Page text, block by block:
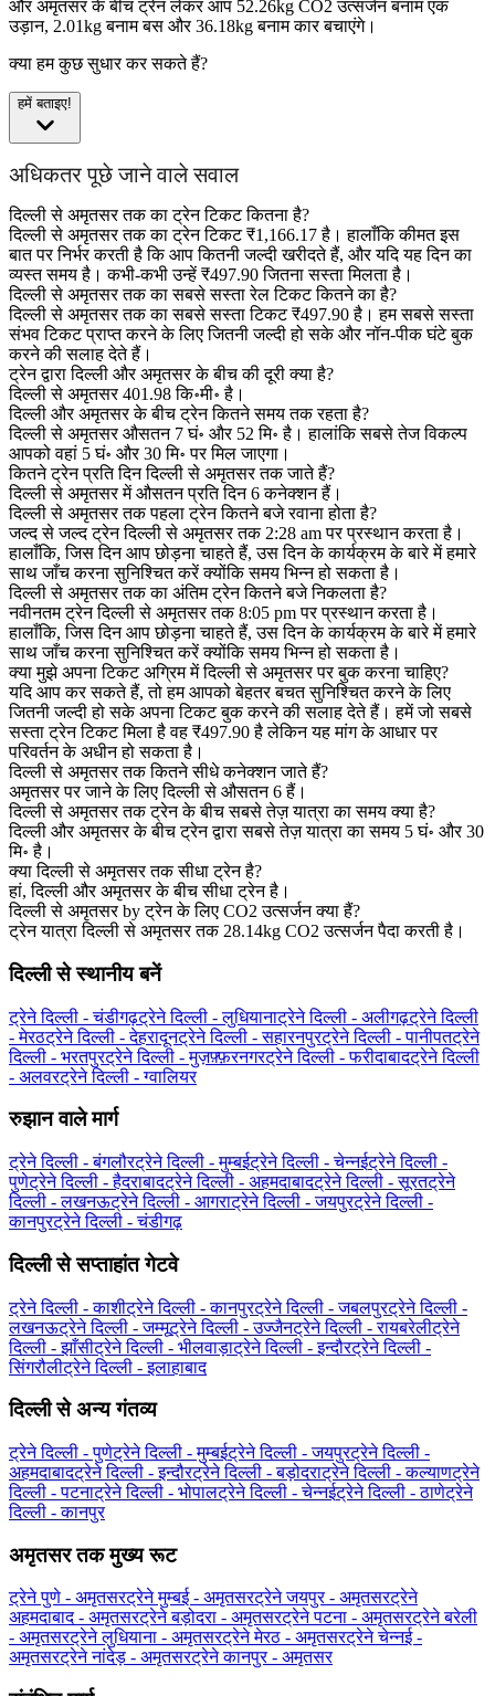
और अमृतसर के बीच ट्रेन लेकर आप 52.26kg CO2 उत्सर्जन बनाम एक
उड़ान, 2.01kg बनाम बस और 36.18kg बनाम कार बचाएंगे।
क्या हम कुछ सुधार कर सकते हैं?
हमें बताइए!
अधिकतर पूछे जाने वाले सवाल
दिल्ली से अमृतसर तक का ट्रेन टिकट कितना है?
दिल्ली से अमृतसर तक का ट्रेन टिकट ₹1,166.17 है। हालाँकि कीमत इस
बात पर निर्भर करती है कि आप कितनी जल्दी खरीदते हैं, और यदि यह दिन का
व्यस्त समय है। कभी-कभी उन्हें ₹497.90 जितना सस्ता मिलता है।
दिल्ली से अमृतसर तक का सबसे सस्ता रेल टिकट कितने का है?
दिल्ली से अमृतसर तक का सबसे सस्ता टिकट ₹497.90 है। हम सबसे सस्ता
संभव टिकट प्राप्त करने के लिए जितनी जल्दी हो सके और नॉन-पीक घंटे बुक
करने की सलाह देते हैं।
ट्रेन द्वारा दिल्ली और अमृतसर के बीच की दूरी क्या है?
दिल्ली से अमृतसर 401.98 कि॰मी॰ है।
दिल्ली और अमृतसर के बीच ट्रेन कितने समय तक रहता है?
दिल्ली से अमृतसर औसतन 7 घं॰ और 52 मि॰ है। हालांकि सबसे तेज विकल्प
आपको वहां 5 घं॰ और 30 मि॰ पर मिल जाएगा।
कितने ट्रेन प्रति दिन दिल्ली से अमृतसर तक जाते हैं?
दिल्ली से अमृतसर में औसतन प्रति दिन 6 कनेक्शन हैं।
दिल्ली से अमृतसर तक पहला ट्रेन कितने बजे रवाना होता है?
जल्द से जल्द ट्रेन दिल्ली से अमृतसर तक 2:28 am पर प्रस्थान करता है।
हालाँकि, जिस दिन आप छोड़ना चाहते हैं, उस दिन के कार्यक्रम के बारे में हमारे
साथ जाँच करना सुनिश्चित करें क्योंकि समय भिन्न हो सकता है।
दिल्ली से अमृतसर तक का अंतिम ट्रेन कितने बजे निकलता है?
नवीनतम ट्रेन दिल्ली से अमृतसर तक 8:05 pm पर प्रस्थान करता है।
हालाँकि, जिस दिन आप छोड़ना चाहते हैं, उस दिन के कार्यक्रम के बारे में हमारे
साथ जाँच करना सुनिश्चित करें क्योंकि समय भिन्न हो सकता है।
क्या मुझे अपना टिकट अग्रिम में दिल्ली से अमृतसर पर बुक करना चाहिए?
यदि आप कर सकते हैं, तो हम आपको बेहतर बचत सुनिश्चित करने के लिए
जितनी जल्दी हो सके अपना टिकट बुक करने की सलाह देते हैं। हमें जो सबसे
सस्ता ट्रेन टिकट मिला है वह ₹497.90 है लेकिन यह मांग के आधार पर
परिवर्तन के अधीन हो सकता है।
दिल्ली से अमृतसर तक कितने सीधे कनेक्शन जाते हैं?
अमृतसर पर जाने के लिए दिल्ली से औसतन 6 हैं।
दिल्ली से अमृतसर तक ट्रेन के बीच सबसे तेज़ यात्रा का समय क्या है?
दिल्ली और अमृतसर के बीच ट्रेन द्वारा सबसे तेज़ यात्रा का समय 5 घं॰ और 30
मि॰ है।
क्या दिल्ली से अमृतसर तक सीधा ट्रेन है?
हां, दिल्ली और अमृतसर के बीच सीधा ट्रेन है।
दिल्ली से अमृतसर by ट्रेन के लिए CO2 उत्सर्जन क्या हैं?
ट्रेन यात्रा दिल्ली से अमृतसर तक 28.14kg CO2 उत्सर्जन पैदा करती है।
दिल्ली से स्थानीय बनें
ट्रेने दिल्ली - चंडीगढ़ट्रेने दिल्ली - लुधियानाट्रेने दिल्ली - अलीगढ़ट्रेने दिल्ली
- मेरठट्रेने दिल्ली - देहरादूनट्रेने दिल्ली - सहारनपुरट्रेने दिल्ली - पानीपतट्रेने
दिल्ली - भरतपुरट्रेने दिल्ली - मुज़फ़्फ़रनगरट्रेने दिल्ली - फरीदाबादट्रेने दिल्ली
- अलवरट्रेने दिल्ली - ग्‍वालियर
रुझान वाले मार्ग
ट्रेने दिल्ली - बंगलौरट्रेने दिल्ली - मुम्बईट्रेने दिल्ली - चेन्नईट्रेने दिल्ली -
पुणेट्रेने दिल्ली - हैदराबादट्रेने दिल्ली - अहमदाबादट्रेने दिल्ली - सूरतट्रेने
दिल्ली - लखनऊट्रेने दिल्ली - आगराट्रेने दिल्ली - जयपुरट्रेने दिल्ली -
कानपुरट्रेने दिल्ली - चंडीगढ़
दिल्ली से सप्ताहांत गेटवे
ट्रेने दिल्ली - काशीट्रेने दिल्ली - कानपुरट्रेने दिल्ली - जबलपुरट्रेने दिल्ली -
लखनऊट्रेने दिल्ली - जम्मूट्रेने दिल्ली - उज्जैनट्रेने दिल्ली - रायबरेलीट्रेने
दिल्ली - झाँसीट्रेने दिल्ली - भीलवाड़ाट्रेने दिल्ली - इन्दौरट्रेने दिल्ली -
सिंगरौलीट्रेने दिल्ली - इलाहाबाद
दिल्ली से अन्य गंतव्य
ट्रेने दिल्ली - पुणेट्रेने दिल्ली - मुम्बईट्रेने दिल्ली - जयपुरट्रेने दिल्ली -
अहमदाबादट्रेने दिल्ली - इन्दौरट्रेने दिल्ली - बड़ोदराट्रेने दिल्ली - कल्याणट्रेने
दिल्ली - पटनाट्रेने दिल्ली - भोपालट्रेने दिल्ली - चेन्नईट्रेने दिल्ली - ठाणेट्रेने
दिल्ली - कानपुर
अमृतसर तक मुख्य रूट
ट्रेने पुणे - अमृतसरट्रेने मुम्बई - अमृतसरट्रेने जयपुर - अमृतसरट्रेने
अहमदाबाद - अमृतसरट्रेने बड़ोदरा - अमृतसरट्रेने पटना - अमृतसरट्रेने बरेली
- अमृतसरट्रेने लुधियाना - अमृतसरट्रेने मेरठ - अमृतसरट्रेने चेन्नई -
अमृतसरट्रेने नांदेड़ - अमृतसरट्रेने कानपुर - अमृतसर